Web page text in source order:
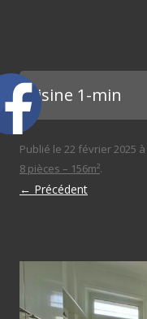
cuisine 1-min
Publié le 22 février 2025 à
8 pièces – 156m².
← Précédent